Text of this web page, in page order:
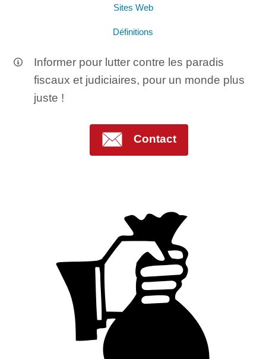
Sites Web
Définitions
Informer pour lutter contre les paradis
fiscaux et judiciaires, pour un monde plus
juste !
Contact